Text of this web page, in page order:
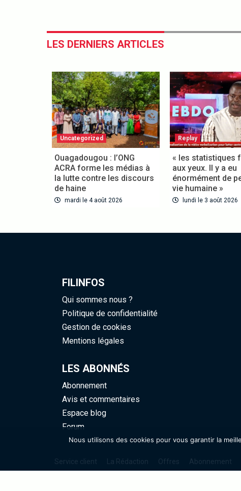
LES DERNIERS ARTICLES
Uncategorized
Ouagadougou : l’ONG
ACRA forme les médias à
la lutte contre les discours
de haine
mardi le 4 août 2026
Replay
« les statistiques
aux yeux. Il y a eu
énormément de
vie humaine »
lundi le 3 août 2026
FILINFOS
Qui sommes nous ?
Politique de confidentialité
Gestion de cookies
Mentions légales
LES ABONNÉS
Abonnement
Avis et commentaires
Espace blog
Forum
Service client La Rédaction Offres Abonnement
Nous utilisons des cookies pour vous garantir la